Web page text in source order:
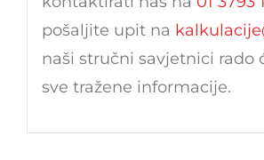
pošaljite upit na
naši stručni savjetnici rado
sve tražene informacije.